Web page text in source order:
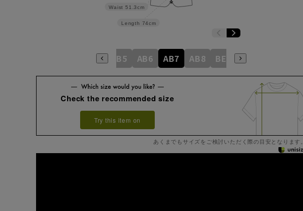
Length 74cm
Waist 51.3cm
AB4 AB5 AB6 AB7 AB8 BE3 BE4
Check the recommended size
Try this item on
あくまでもサイズをご検討いただく際の目安となります。